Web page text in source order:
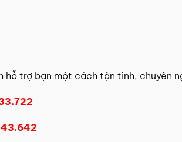
hỗ trợ bạn một cách tận tình, chuyên